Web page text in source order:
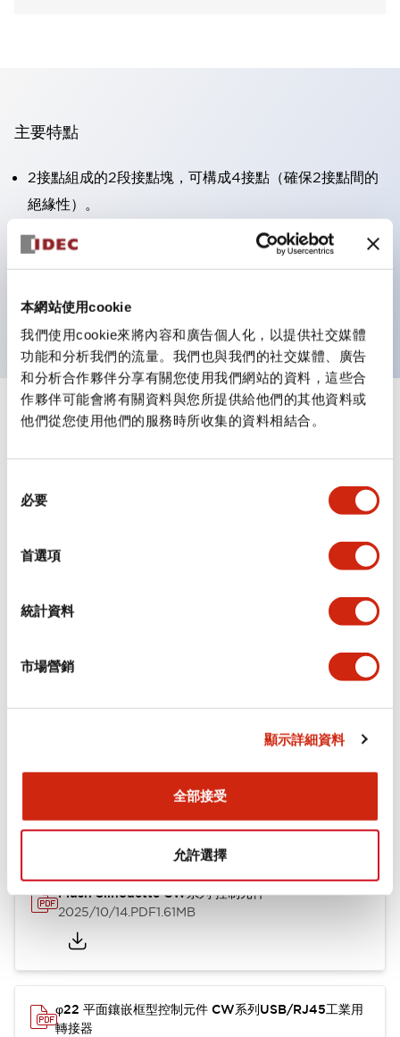
本網站使用cookie
我們使用cookie來將內容和廣告個人化，以提供社交媒體
功能和分析我們的流量。我們也與我們的社交媒體、廣告
和分析合作夥伴分享有關您使用我們網站的資料，這些合
作夥伴可能會將有關資料與您所提供給他們的其他資料或
他們從您使用他們的服務時所收集的資料相結合。
必要
首選項
統計資料
市場營銷
顯示詳細資料
全部接受
允許選擇
主要特點
2接點組成的2段接點塊，可構成4接點（確保2接點間的
絕緣性）。
面板深度39.9mm（※11段接點塊）、59.9mm（※22段
接點塊）。可實現省空間設計。
防護結構
規格
審美規範
環境規範
功能規格
機械規格
型錄和宣傳手冊 CAD檔 認證與標準
Flush Silhouette CW系列 控制元件
2025/10/14.PDF1.61MB
φ22 平面鑲嵌框型控制元件 CW系列USB/RJ45工業用
轉接器